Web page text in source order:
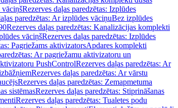
vāciņšRezerves daļas paredzētas: Izplūdes
paredzētas: Ar izplūdes vāciņuBez izplūdes
Rezerves daļas paredzētas: Kanalizācijas komplekti
vāciņšRezerves daļas paredzētas: Izplūdes
Pagriežams aktivizatorsApdares komplekti
Ar pagriežamu aktivizatoru un
PushControlRezerves daļas paredzētas: Ar
Rezerves daļas paredzētas: Ar vārstu
Rezerves daļas paredzētas: Zemapmetuma
sistēmasRezerves daļas paredzētas: Stiprināšanas
Rezerves daļas paredzētas: Tualetes podu